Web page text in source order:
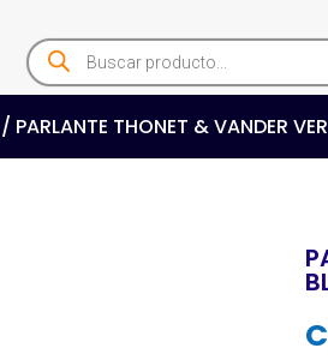
Products
search
/ PARLANTE THONET & VANDER